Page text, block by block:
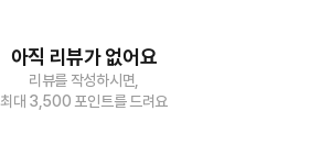
아직 리뷰가 없어요
리뷰를 작성하시면,
최대 3,500 포인트를 드려요